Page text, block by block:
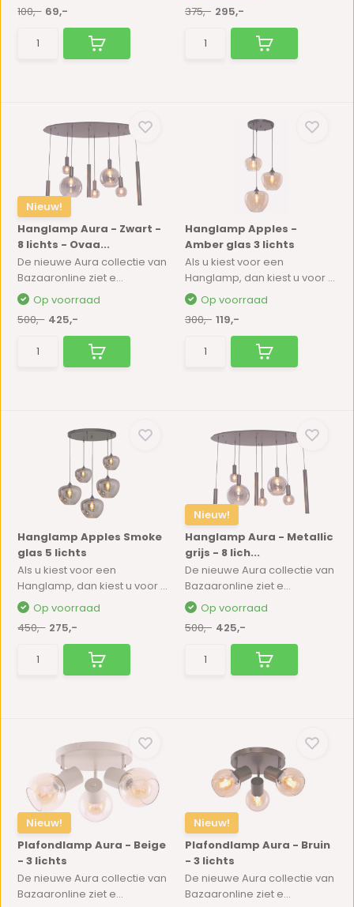
100,- 69,-
375,- 295,-
Nieuw!
Hanglamp Aura - Zwart -
8 lichts - Ovaa...
De nieuwe Aura collectie van
Bazaaronline ziet e...
Op voorraad
500,- 425,-
Hanglamp Apples -
Amber glas 3 lichts
Als u kiest voor een
Hanglamp, dan kiest u voor ...
Op voorraad
300,- 119,-
Hanglamp Apples Smoke
glas 5 lichts
Als u kiest voor een
Hanglamp, dan kiest u voor ...
Op voorraad
450,- 275,-
Nieuw!
Hanglamp Aura - Metallic
grijs - 8 lich...
De nieuwe Aura collectie van
Bazaaronline ziet e...
Op voorraad
500,- 425,-
Nieuw!
Plafondlamp Aura - Beige
- 3 lichts
De nieuwe Aura collectie van
Bazaaronline ziet e...
Nieuw!
Plafondlamp Aura - Bruin
- 3 lichts
De nieuwe Aura collectie van
Bazaaronline ziet e...